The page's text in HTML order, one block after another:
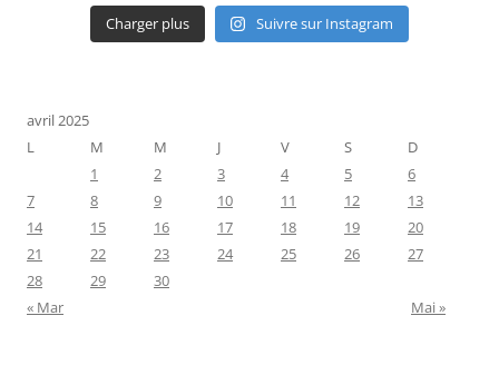
Charger plus Suivre sur Instagram
avril 2025
L
M M J V S
D
1
2 3 4 5
6
7
8 9 10 11 12
13
14
15 16 17 18 19
20
21
22 23 24 25 26
27
28
29
30
« Mar
Mai »